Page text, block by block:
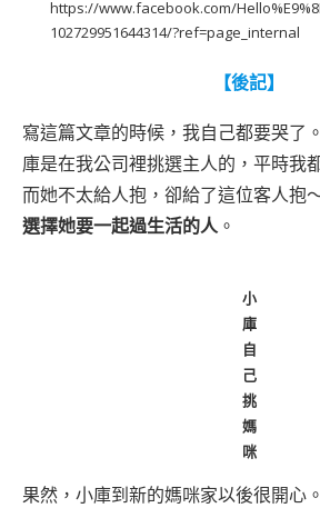
https://www.facebook.com/
102729951644314/?ref=page_internal
【後記】
寫這篇文章的時候，我自己都要哭了
庫是在我公司裡挑選主人的，平時我
而她不太給人抱，卻給了這位客人抱
選擇她要一起過生活的人。
小
庫
自
己
挑
媽
咪
果然，小庫到新的媽咪家以後很開心